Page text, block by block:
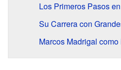
Los Primeros Pasos
Su Carrera con
Marcos Madrigal como